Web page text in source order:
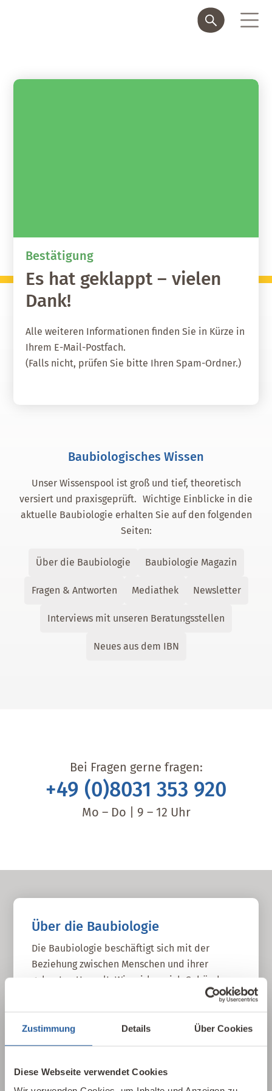
Zustimmung Details Über Cookies
Diese Webseite verwendet Cookies
Bestätigung
Es hat geklappt – vielen
Dank!
Alle weiteren Informationen finden Sie in Kürze in
Ihrem E-Mail-Postfach.
(Falls nicht, prüfen Sie bitte Ihren Spam-Ordner.)
Baubiologisches Wissen
Unser Wissenspool ist groß und tief, theoretisch
versiert und praxisgeprüft. Wichtige Einblicke in die
aktuelle Baubiologie erhalten Sie auf den folgenden
Seiten:
Über die Baubiologie Baubiologie Magazin
Fragen & Antworten Mediathek Newsletter
Interviews mit unseren Beratungsstellen
Neues aus dem IBN
Bei Fragen gerne fragen:
+49 (0)8031 353 920
Mo – Do | 9 – 12 Uhr
Über die Baubiologie
Die Baubiologie beschäftigt sich mit der
Beziehung zwischen Menschen und ihrer
gebauten Umwelt. Wie wirken sich Gebäude,
Baustoffe und Architektur auf Mensch und
Natur aus? Dabei werden ganzheitlich
gesundheitliche, nachhaltige und
gestalterische Aspekte betrachtet.
Baubiologie kennenlernen